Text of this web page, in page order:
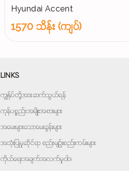
Hyundai Accent
1570 သိန်း (ကျပ်)
LINKS
ကျွန်ုပ်တို့အားဆက်သွယ်ရန်
ကုန်ပစ္စည်းအမျိုးအစားများ
အမေးများသောမေးခွန်းများ
အသုံးပြုမှုဆိုင်ရာ စည်းမျဉ်းစည်းကမ်းများ
ကိုယ်ရေးအချက်အလက်မူဝါဒ